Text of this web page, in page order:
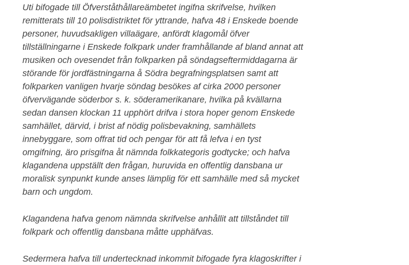
Uti bifogade till Öfverståthållareämbetet ingifna skrifvelse, hvilken
remitterats till 10 polisdistriktet för yttrande, hafva 48 i Enskede boende
personer, huvudsakligen villaägare, anfördt klagomål öfver
tillställningarne i Enskede folkpark under framhållande af bland annat att
musiken och ovesendet från folkparken på söndagseftermiddagarna är
störande för jordfästningarna å Södra begrafningsplatsen samt att
folkparken vanligen hvarje söndag besökes af cirka 2000 personer
öfvervägande söderbor s. k. söderamerikanare, hvilka på kvällarna
sedan dansen klockan 11 upphört drifva i stora hoper genom Enskede
samhället, därvid, i brist af nödig polisbevakning, samhällets
innebyggare, som offrat tid och pengar för att få lefva i en tyst
omgifning, äro prisgifna åt nämnda folkkategoris godtycke; och hafva
klagandena uppställt den frågan, huruvida en offentlig dansbana ur
moralisk synpunkt kunde anses lämplig för ett samhälle med så mycket
barn och ungdom.
Klagandena hafva genom nämnda skrifvelse anhållit att tillståndet till
folkpark och offentlig dansbana måtte upphäfvas.
Sedermera hafva till undertecknad inkommit bifogade fyra klagoskrifter i